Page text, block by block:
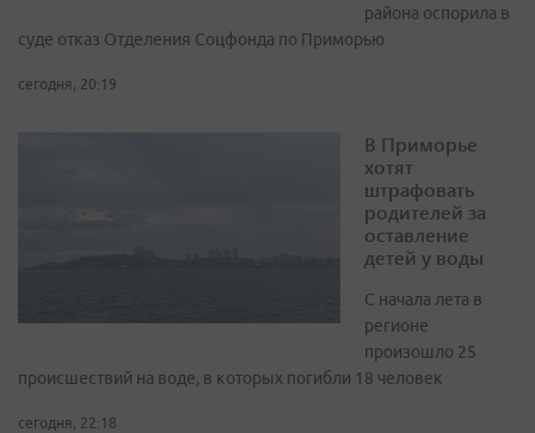
района оспорила в
суде отказ Отделения Соцфонда по Приморью
сегодня, 20:19
В Приморье
хотят
штрафовать
родителей за
оставление
детей у воды
С начала лета в
регионе
произошло 25
происшествий на воде, в которых погибли 18 человек
сегодня, 22:18